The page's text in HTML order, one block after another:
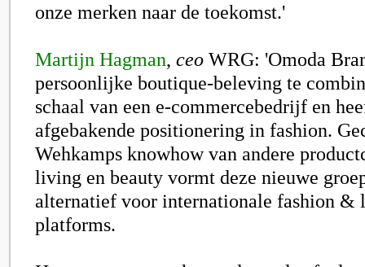
onze merken naar de toekomst.'
Martijn Hagman, ceo WRG: 'Omoda
persoonlijke boutique-beleving te
schaal van een e-commercebedrijf en
afgebakende positionering in fashion.
Wehkamps knowhow van andere
living en beauty vormt deze nieuwe
alternatief voor internationale fashion &
platforms.